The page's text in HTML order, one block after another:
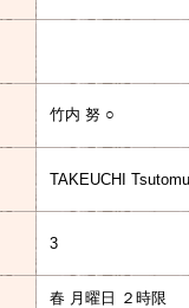
竹内 努 ○
TAKEUCHI
3
春 月曜日 ２時限